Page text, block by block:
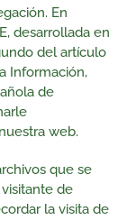
En
desarrollada en
del artículo
Información,
de
web.
que se
de
la visita de